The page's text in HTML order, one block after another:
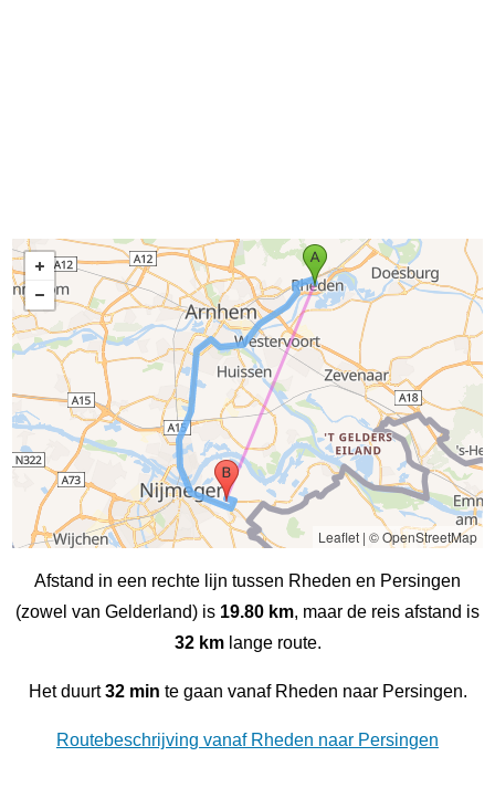
Leaflet| © OpenStreetMap
Afstand in een rechte lijn tussen Rheden en Persingen
(zowel van Gelderland) is 19.80 km, maar de reis afstand is
32 kmlange route.
Het duurt32 min te gaan vanaf Rheden naar Persingen.
Routebeschrijving vanaf Rheden naar Persingen